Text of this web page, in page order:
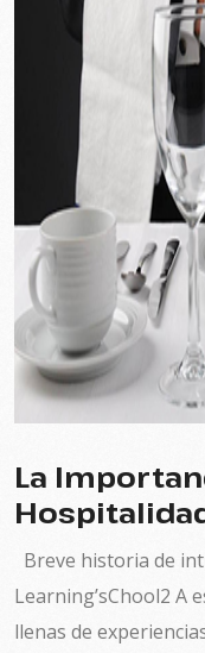
La
Breve historia de
Learning’sChool2 A
llenas de